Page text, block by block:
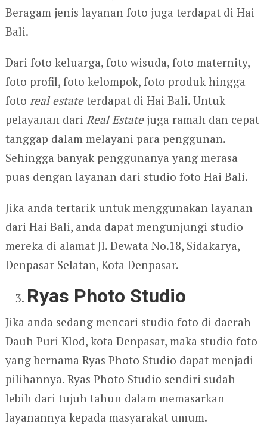
Beragam jenis layanan foto juga terdapat di Hai
Bali.
Dari foto keluarga, foto wisuda, foto maternity,
foto profil, foto kelompok, foto produk hingga
foto real estateterdapat di Hai Bali. Untuk
pelayanan dari Real Estatejuga ramah dan cepat
tanggap dalam melayani para penggunan.
Sehingga banyak penggunanya yang merasa
puas dengan layanan dari studio foto Hai Bali.
Jika anda tertarik untuk menggunakan layanan
dari Hai Bali, anda dapat mengunjungi studio
mereka di alamat Jl. Dewata No.18, Sidakarya,
Denpasar Selatan, Kota Denpasar.
Ryas Photo Studio
Jika anda sedang mencari studio foto di daerah
Dauh Puri Klod, kota Denpasar, maka studio foto
yang bernama Ryas Photo Studio dapat menjadi
pilihannya. Ryas Photo Studio sendiri sudah
lebih dari tujuh tahun dalam memasarkan
layanannya kepada masyarakat umum.